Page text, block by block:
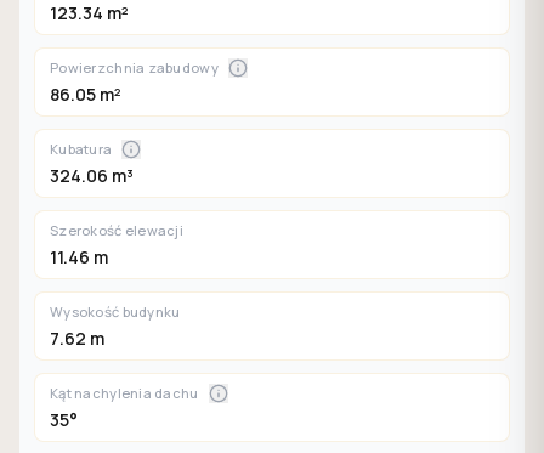
123.34 m²
Powierzchnia zabudowy
86.05 m²
Kubatura
324.06 m³
Szerokość elewacji
11.46 m
Wysokość budynku
7.62 m
Kąt nachylenia dachu
35°